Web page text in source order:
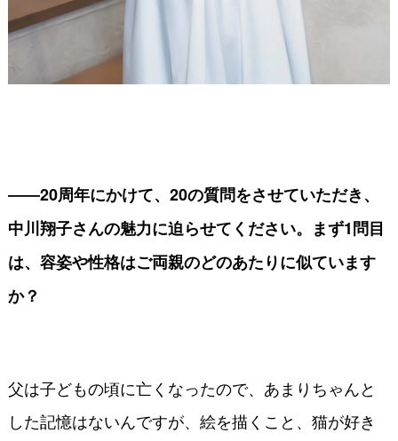
――20周年にかけて、20の質問をさせていただき、
中川翔子さんの魅力に迫らせてください。まず1問目
は、容姿や性格はご両親のどのあたりに似ています
か？
父は子どもの頃に亡くなったので、あまりちゃんと
した記憶はないんですが、絵を描くこと、猫が好き